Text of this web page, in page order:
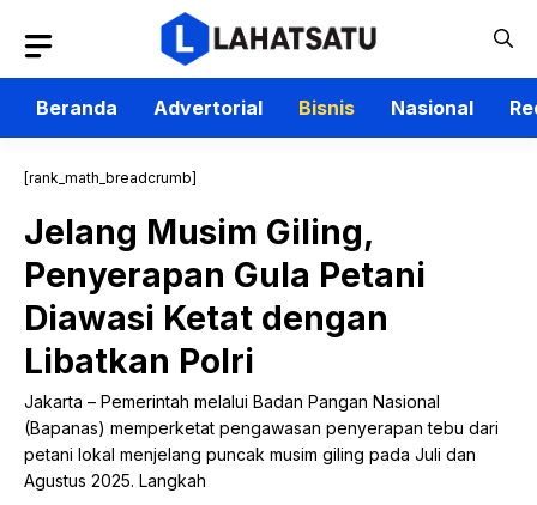
isi
Beranda
Advertorial Bisnis Nasional
[rank_math_breadcrumb]
Jelang Musim Giling,
Penyerapan Gula Petani
Diawasi Ketat dengan
Libatkan Polri
Jakarta – Pemerintah melalui Badan Pangan Nasional
(Bapanas) memperketat pengawasan penyerapan tebu dari
petani lokal menjelang puncak musim giling pada Juli dan
Agustus 2025. Langkah